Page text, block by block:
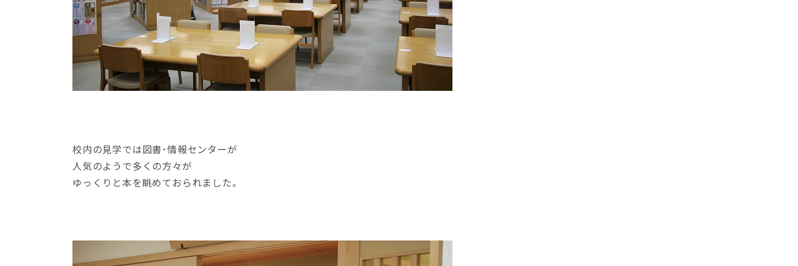
校内の見学では図書･情報センターが
人気のようで多くの方々が
ゆっくりと本を眺めておられました。